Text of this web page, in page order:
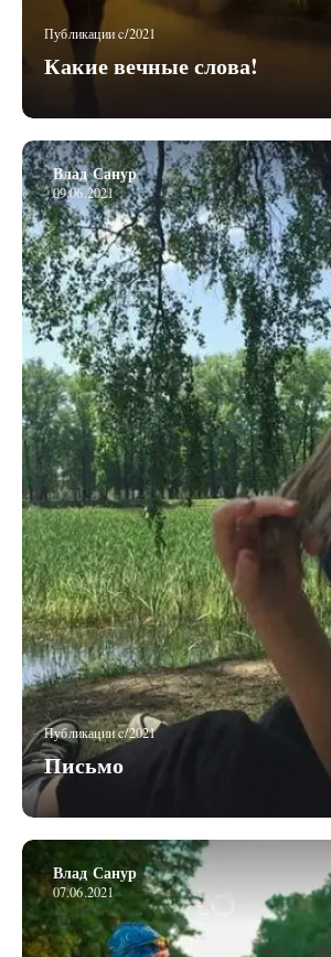
Публикации c/2021
Какие вечные слова!
Публикации c/2021
Письмо
Влад Санур
09.06.2021
Влад Санур
07.06.2021